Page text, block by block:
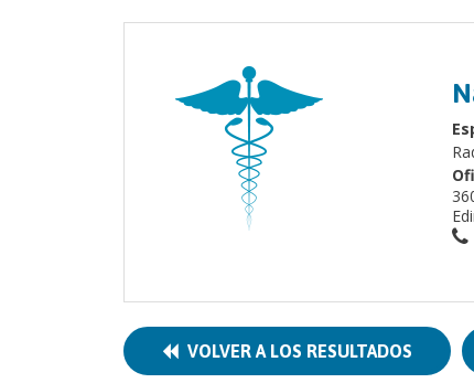
VOLVER A LOS RESULTADOS